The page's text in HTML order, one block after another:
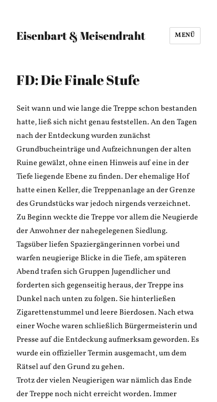
Eisenbart & Meisendraht MENÜ
FD: Die Finale Stufe
Seit wann und wie lange die Treppe schon bestanden
hatte, ließ sich nicht genau feststellen. An den Tagen
nach der Entdeckung wurden zunächst
Grundbucheinträge und Aufzeichnungen der alten
Ruine gewälzt, ohne einen Hinweis auf eine in der
Tiefe liegende Ebene zu finden. Der ehemalige Hof
hatte einen Keller, die Treppenanlage an der Grenze
des Grundstücks war jedoch nirgends verzeichnet.
Zu Beginn weckte die Treppe vor allem die Neugierde
der Anwohner der nahegelegenen Siedlung.
Tagsüber liefen Spaziergängerinnen vorbei und
warfen neugierige Blicke in die Tiefe, am späteren
Abend trafen sich Gruppen Jugendlicher und
forderten sich gegenseitig heraus, der Treppe ins
Dunkel nach unten zu folgen. Sie hinterließen
Zigarettenstummel und leere Bierdosen. Nach etwa
einer Woche waren schließlich Bürgermeisterin und
Presse auf die Entdeckung aufmerksam geworden. Es
wurde ein offizieller Termin ausgemacht, um dem
Rätsel auf den Grund zu gehen.
Trotz der vielen Neugierigen war nämlich das Ende
der Treppe noch nicht erreicht worden. Immer